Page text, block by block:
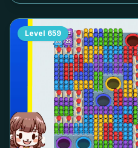
Level 659